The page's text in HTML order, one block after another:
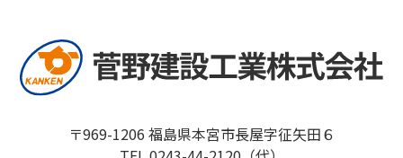
〒969-1206 福島県本宮市長屋字征矢田６